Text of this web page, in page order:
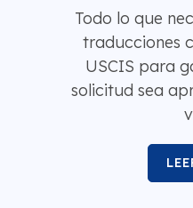
Todo lo que
traducciones
USCIS para
solicitud sea